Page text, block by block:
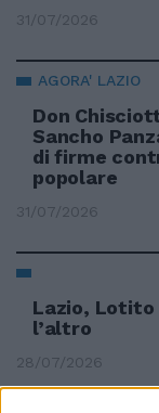
31/07/2026
AGORA' LAZIO
Don
Sancho
di firme
popolare
31/07/2026
Lazio, Lotito
l’altro
28/07/2026